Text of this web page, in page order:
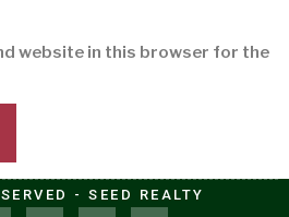
website in this browser for the
- SEED REALTY